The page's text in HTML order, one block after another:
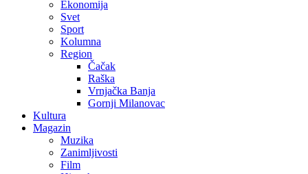
Ekonomija
Svet
Sport
Kolumna
Region
Čačak
Raška
Vrnjačka Banja
Gornji Milanovac
Kultura
Magazin
Muzika
Zanimljivosti
Film